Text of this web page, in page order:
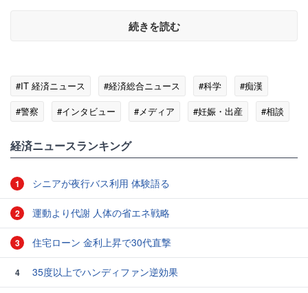
続きを読む
#IT 経済ニュース #経済総合ニュース #科学
#痴漢
#警察
#インタビュー #メディア #妊娠・出産
#相談
経済ニュースランキング
1 シニアが夜行バス利用 体験語る
2 運動より代謝 人体の省エネ戦略
3 住宅ローン 金利上昇で30代直撃
4 35度以上でハンディファン逆効果